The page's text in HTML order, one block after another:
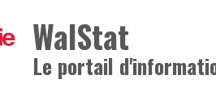
WalStat
Le portail